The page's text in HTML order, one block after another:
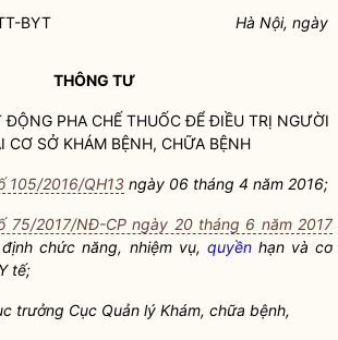
BYT Hà Nội, ngày
THÔNG TƯ
ĐỘNG PHA CHẾ THUỐC ĐỂ ĐIỀU TRỊ NGƯỜI
CƠ SỞ KHÁM BỆNH, CHỮA BỆNH
105/2016/QH13 ngày 06 tháng 4 năm 2016;
75/2017/NĐ-CP ngày 20 tháng 6 năm 2017
chức năng, nhiệm vụ, quyềnhạn và cơ
tế;
trưởng Cục Quản lý Khám, chữa bệnh,